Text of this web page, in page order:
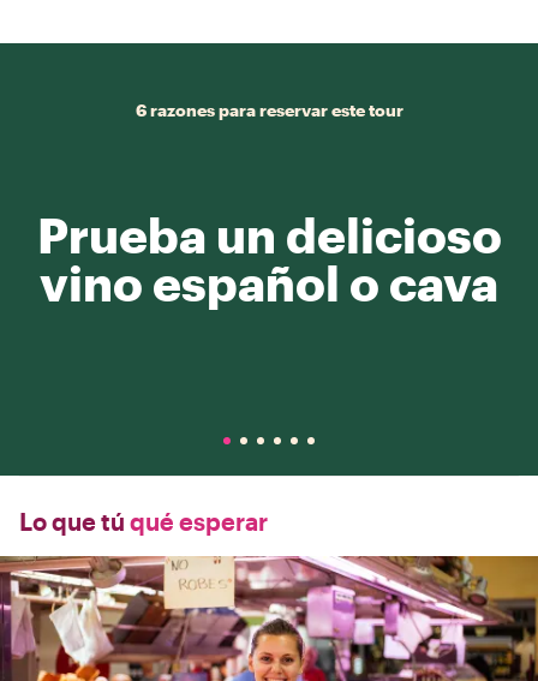
6 razones para reservar este tour
Prueba un delicioso
vino español o cava
Lo que tú qué esperar